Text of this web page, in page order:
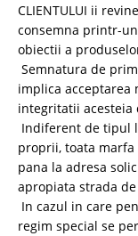
CLIENTULUI ii
consemna printr-
obiectii a
Semnatura de
implica acceptarea
integritatii acesteia
Indiferent de tipul
proprii, toata
pana la adresa
apropiata strada
In cazul in care
regim special se